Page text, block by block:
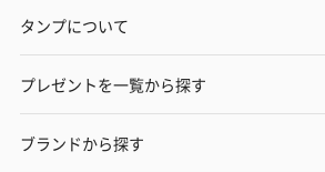
タンプについて
プレゼントを一覧から探す
ブランドから探す